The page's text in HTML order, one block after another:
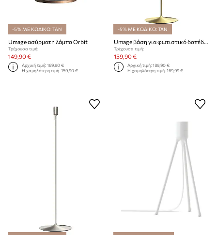
-5% ΜΕ ΚΩΔΙΚΟ: TAN
Umage ασύρματη λάμπα Orbit
Τρέχουσα τιμή:
149,90 €
Αρχική τιμή:189,90 €
Η χαμηλότερη τιμή:159,90 €
-5% ΜΕ ΚΩΔΙΚΟ: TAN
Umage βάση για φωτιστικό δαπέδου Sante Floor
Τρέχουσα τιμή:
159,90 €
Αρχική τιμή:189,90 €
Η χαμηλότερη τιμή:169,99 €